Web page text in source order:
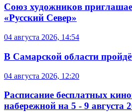
Союз художников
«Русский Север»
04 августа 2026, 14:54
В Самарской области
04 августа 2026, 12:20
Расписание бесплатных
набережной на 5 - 9 августа